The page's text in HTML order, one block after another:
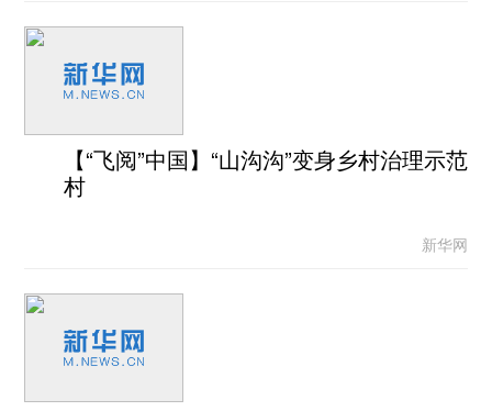
【“飞阅”中国】“山沟沟”变身乡村治理示范
村
新华网